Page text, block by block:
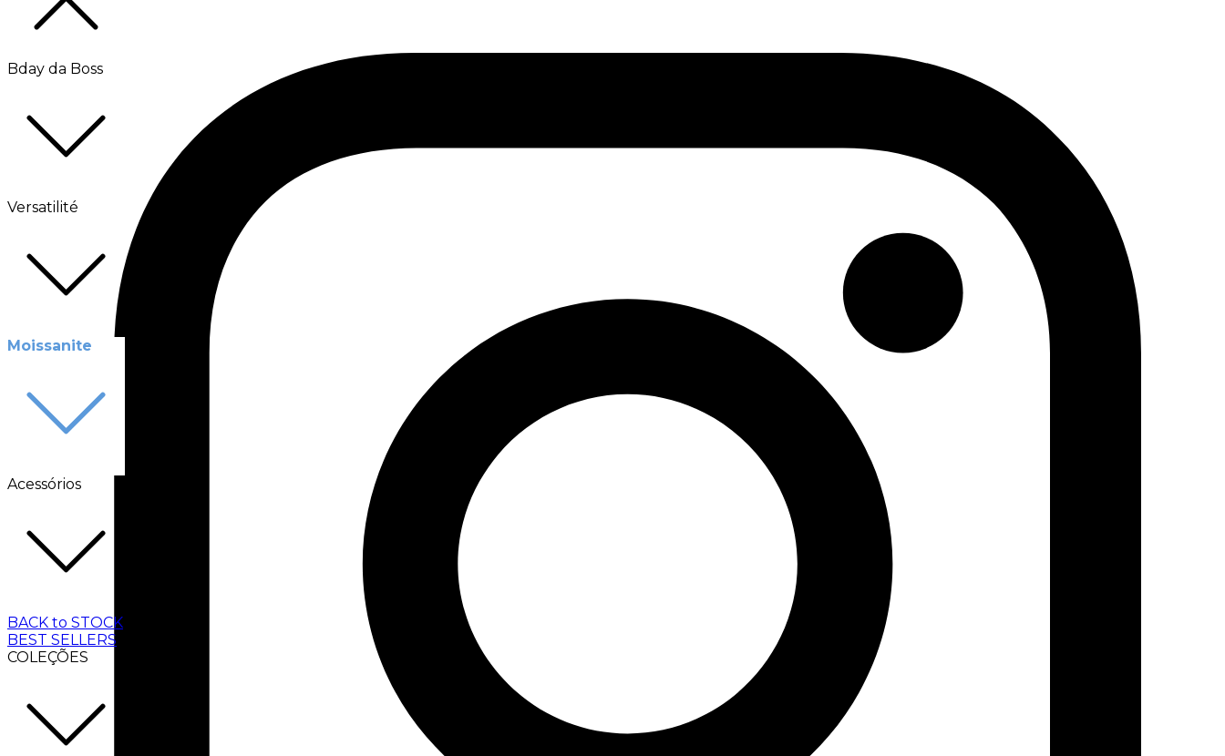
Bday da Boss
Versatilité
Moissanite
Acessórios
BACK to STOCK
BEST SELLERS
COLEÇÕES